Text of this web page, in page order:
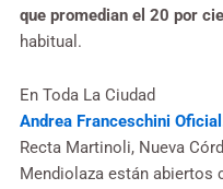
que promedian el 20 por
habitual.
En Toda La Ciudad
Andrea Franceschini
Recta Martinoli, Nueva
Mendiolaza están abiertos